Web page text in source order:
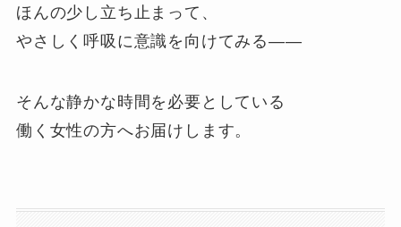
ほんの少し立ち止まって、
やさしく呼吸に意識を向けてみる――
そんな静かな時間を必要としている
働く女性の方へお届けします。